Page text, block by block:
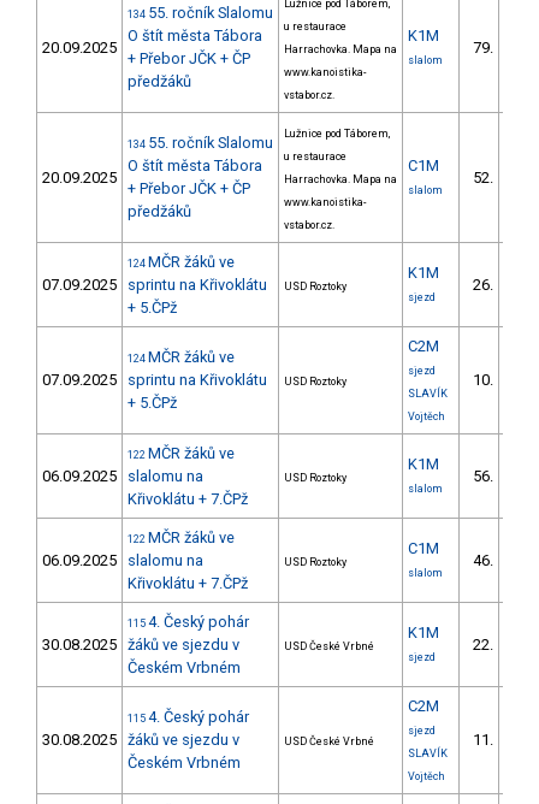
20.09.2025
134 55. ročník Slalomu
O štít města Tábora
+ Přebor JČK + ČP
předžáků
Lužnice pod Táborem,
u restaurace
Harrachovka. Mapa na
www.kanoistika-
vstabor.cz.
K1M
slalom
79.
20.09.2025
134 55. ročník Slalomu
O štít města Tábora
+ Přebor JČK + ČP
předžáků
Lužnice pod Táborem,
u restaurace
Harrachovka. Mapa na
www.kanoistika-
vstabor.cz.
C1M
slalom
52.
07.09.2025
124 MČR žáků ve
sprintu na Křivoklátu
+ 5.ČPž
USD Roztoky
K1M
sjezd
26.
07.09.2025
124 MČR žáků ve
sprintu na Křivoklátu
+ 5.ČPž
USD Roztoky
C2M
sjezd
SLAVÍK
Vojtěch
10.
06.09.2025
122 MČR žáků ve
slalomu na
Křivoklátu + 7.ČPž
USD Roztoky
K1M
slalom
56.
06.09.2025
122 MČR žáků ve
slalomu na
Křivoklátu + 7.ČPž
USD Roztoky
C1M
slalom
46.
30.08.2025
115 4. Český pohár
žáků ve sjezdu v
Českém Vrbném
USD České Vrbné
K1M
sjezd
22.
30.08.2025
115 4. Český pohár
žáků ve sjezdu v
Českém Vrbném
USD České Vrbné
C2M
sjezd
SLAVÍK
Vojtěch
11.